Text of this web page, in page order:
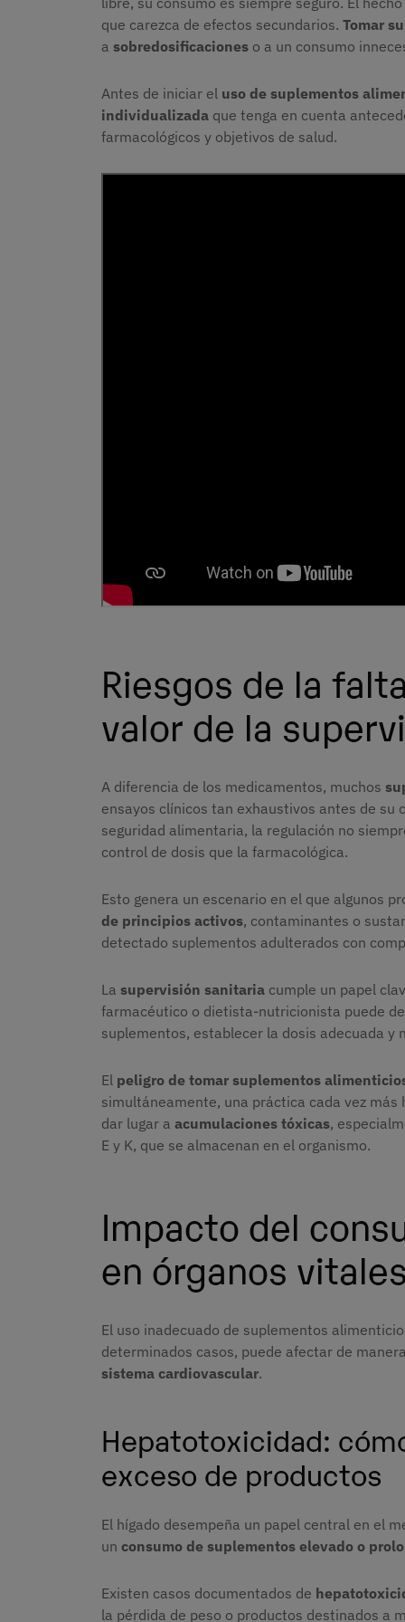
que carezca de efectos secundarios. Tomar
a sobredosificaciones o a un consumo
Antes de iniciar el uso de suplementos
individualizada que tenga en cuenta
farmacológicos y objetivos de salud.
Riesgos de la
valor de la
A diferencia de los medicamentos, muchos
ensayos clínicos tan exhaustivos antes de su
seguridad alimentaria, la regulación no
control de dosis que la farmacológica.
Esto genera un escenario en el que algunos
de principios activos, contaminantes o
detectado suplementos adulterados con
La supervisión sanitaria cumple un papel
farmacéutico o dietista-nutricionista puede
suplementos, establecer la dosis adecuada y
El peligro de tomar suplementos
simultáneamente, una práctica cada vez más
dar lugar a acumulaciones tóxicas,
E y K, que se almacenan en el organismo.
Impacto del
en órganos vitales
El uso inadecuado de suplementos
determinados casos, puede afectar de
sistema cardiovascular.
Hepatotoxicidad:
exceso de productos
El hígado desempeña un papel central en el
un consumo de suplementos elevado o
Existen casos documentados de
la pérdida de peso o productos destinados a